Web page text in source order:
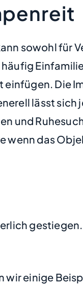
sowohl für
Die
lässt sich
und
wenn das
wir einige